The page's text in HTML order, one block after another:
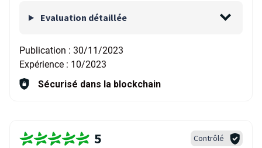
Evaluation détaillée
Publication : 30/11/2023
Expérience : 10/2023
Sécurisé dans la blockchain
5 Contrôlé